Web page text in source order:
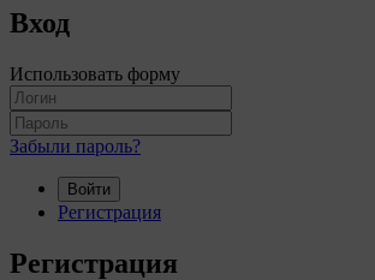
Вход
Использовать форму
Забыли пароль?
Войти
Регистрация
Регистрация